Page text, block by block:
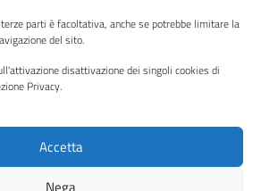
parti è facoltativa, anche se potrebbe limitare la
del sito.
disattivazione dei singoli cookies di
Privacy.
Accetta
Nega
del sito
Instagram